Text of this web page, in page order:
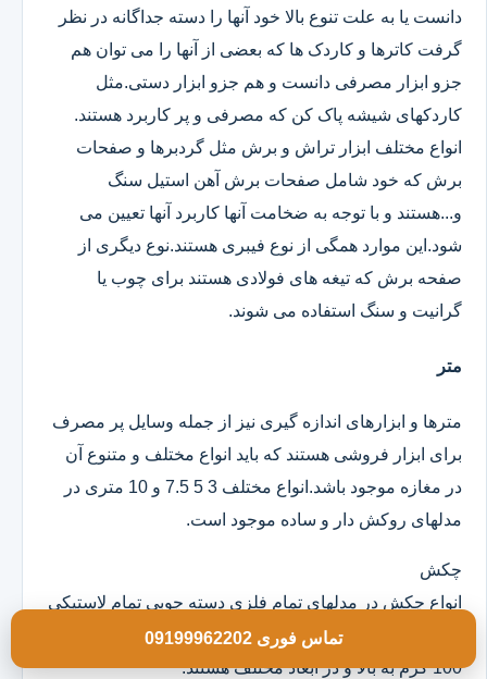
دانست یا به علت تنوع بالا خود آنها را دسته جداگانه در نظر
گرفت کاترها و کاردک ها که بعضی از آنها را می توان هم
جزو ابزار مصرفی دانست و هم جزو ابزار دستی.مثل
کاردکهای شیشه پاک کن که مصرفی و پر کاربرد هستند.
انواع مختلف ابزار تراش و برش مثل گردبرها و صفحات
برش که خود شامل صفحات برش آهن استیل سنگ
و...هستند و با توجه به ضخامت آنها کاربرد آنها تعیین می
شود.این موارد همگی از نوع فیبری هستند.نوع دیگری از
صفحه برش که تیغه های فولادی هستند برای چوب یا
گرانیت و سنگ استفاده می شوند.
متر
مترها و ابزارهای اندازه گیری نیز از جمله وسایل پر مصرف
برای ابزار فروشی هستند که باید انواع مختلف و متنوع آن
در مغازه موجود باشد.انواع مختلف 3 5 7.5 و 10 متری در
مدلهای روکش دار و ساده موجود است.
چکش
انواع چکش در مدلهای تمام فلزی دسته چوبی تمام لاستیکی
و ژله ای موجود است که خود آنها در وزن های مختلف از
100 گرم به بالا و در ابعاد مختلف هستند.
تماس فوری 09199962202